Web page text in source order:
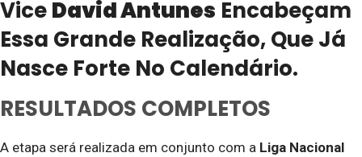
ViceDavid Antunes Encabeçam
Essa Grande Realização, Que Já
Nasce Forte No Calendário.
RESULTADOS COMPLETOS
A etapa será realizada em conjunto com a Liga Nacional